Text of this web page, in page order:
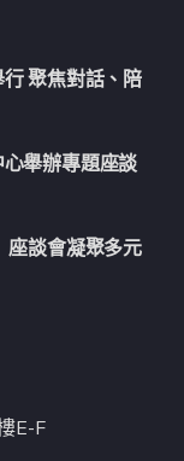
聚焦對話、陪
舉辦專題座談
座談會凝聚多元
E-F